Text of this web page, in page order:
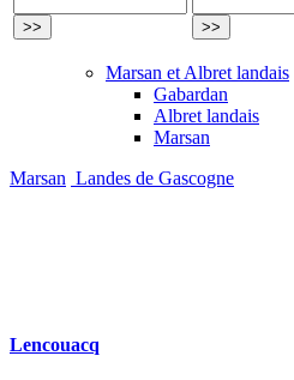
Marsan et Albret landais
Gabardan
Albret landais
Marsan
Marsan Landes de Gascogne
Lencouacq